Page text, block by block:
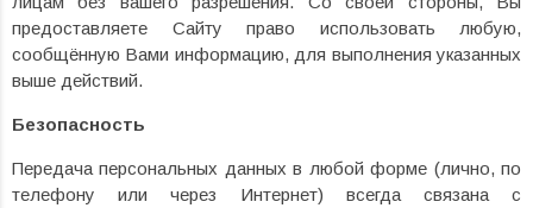
предоставляете Сайту право использовать любую,
сообщённую Вами информацию, для выполнения указанных
выше действий.
Безопасность
Передача персональных данных в любой форме (лично, по
телефону или через Интернет) всегда связана с